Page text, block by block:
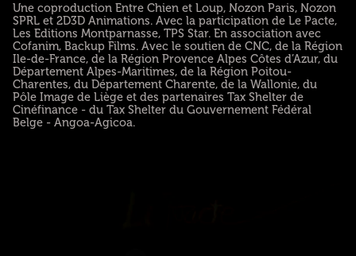
Une coproduction Entre Chien et Loup, Nozon Paris, Nozon
SPRL et 2D3D Animations. Avec la participation de Le Pacte,
Les Editions Montparnasse, TPS Star. En association avec
Cofanim, Backup Films. Avec le soutien de CNC, de la Région
Ile-de-France, de la Région Provence Alpes Côtes d’Azur, du
Département Alpes-Maritimes, de la Région Poitou-
Charentes, du Département Charente, de la Wallonie, du
Pôle Image de Liège et des partenaires Tax Shelter de
Cinéfinance - du Tax Shelter du Gouvernement Fédéral
Belge - Angoa-Agicoa.